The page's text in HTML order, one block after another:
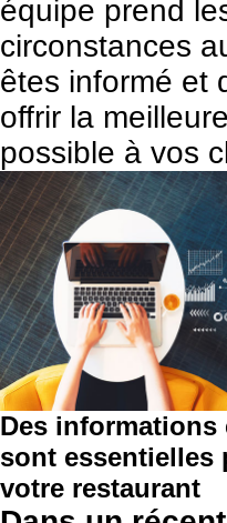
équipe prend
circonstances
êtes informé et
offrir la
possible à vos
Des informations
sont essentielles
votre restaurant